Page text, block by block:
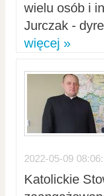
wielu osób i
Jurczak -
więcej »
2022-05-09
Katolickie